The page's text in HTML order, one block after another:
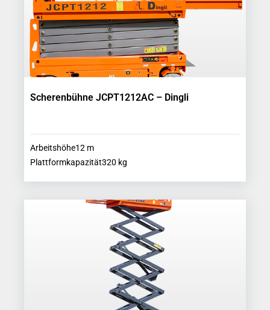
Scherenbühne JCPT1212AC – Dingli
Arbeitshöhe12 m
Plattformkapazität320 kg